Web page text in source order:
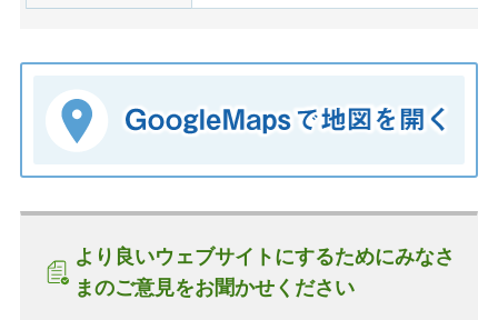
より良いウェブサイトにするためにみなさ
まのご意見をお聞かせください